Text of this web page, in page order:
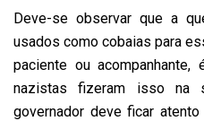
Deve-se observar que a
usados como cobaias para
paciente ou
nazistas fizeram isso na
governador deve ficar